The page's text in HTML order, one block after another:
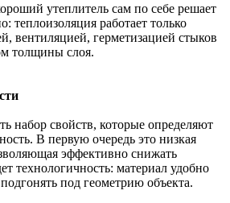
утеплитель сам по себе решает
теплоизоляция работает только
вентиляцией, герметизацией стыков
толщины слоя.
набор свойств, которые определяют
В первую очередь это низкая
эффективно снижать
технологичность: материал удобно
под геометрию объекта.